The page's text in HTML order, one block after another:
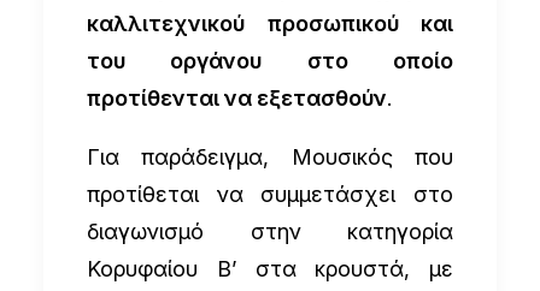
καλλιτεχνικού προσωπικού και
του οργάνου στο οποίο
προτίθενται να εξετασθούν.
Για παράδειγμα, Μουσικός που
προτίθεται να συμμετάσχει στο
διαγωνισμό στην κατηγορία
Κορυφαίου Β’ στα κρουστά, με